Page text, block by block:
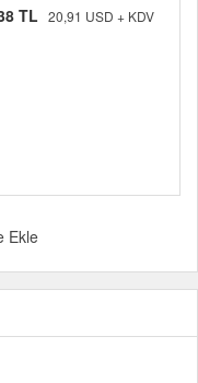
TL 20,91 USD + KDV
Ekle